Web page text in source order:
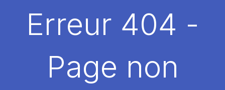
DÉMARRER
Erreur 404 -
Page non